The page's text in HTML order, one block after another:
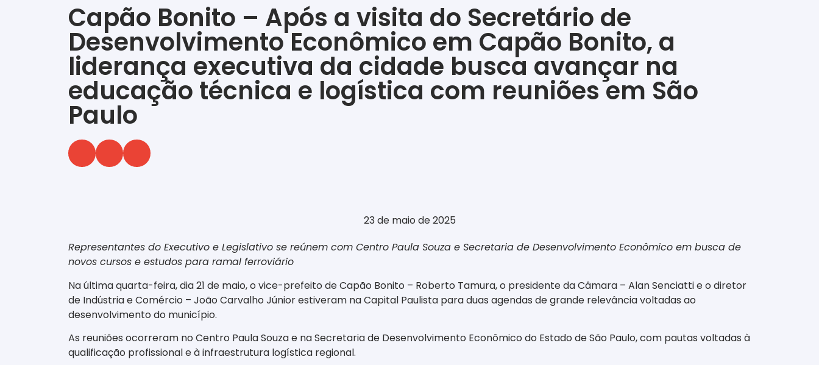
Capão Bonito – Após a visita do Secretário de
Desenvolvimento Econômico em Capão Bonito, a
liderança executiva da cidade busca avançar na
educação técnica e logística com reuniões em São
Paulo
23 de maio de 2025
Representantes do Executivo e Legislativo se reúnem com Centro Paula Souza e Secretaria de Desenvolvimento Econômico em busca de
novos cursos e estudos para ramal ferroviário
Na última quarta-feira, dia 21 de maio, o vice-prefeito de Capão Bonito – Roberto Tamura, o presidente da Câmara – Alan Senciatti e o diretor
de Indústria e Comércio – João Carvalho Júnior estiveram na Capital Paulista para duas agendas de grande relevância voltadas ao
desenvolvimento do município.
As reuniões ocorreram no Centro Paula Souza e na Secretaria de Desenvolvimento Econômico do Estado de São Paulo, com pautas voltadas à
qualificação profissional e à infraestrutura logística regional.